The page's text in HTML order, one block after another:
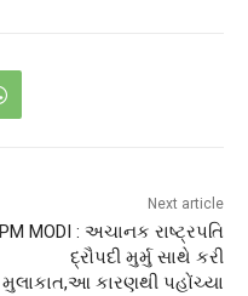
Next article
PM MODI : અચાનક રાષ્ટ્રપતિ
દ્રૌપદી મુર્મુ સાથે કરી
મુલાકાત,આ કારણથી પહોંચ્યા